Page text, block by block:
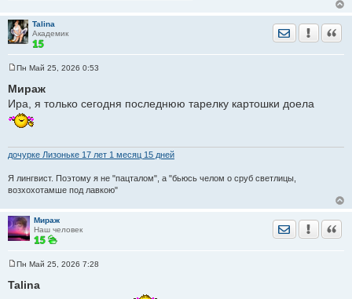
Talina
Академик
Отправить
о
б
щ
е
е
Пн Май 25, 2026 0:53
Мираж
Ира, я только сегодня последнюю тарелку картошки доела
дочурке Лизоньке 17 лет 1 месяц 15 дней
Я лингвист. Поэтому я не "пацталом", а "бьюсь челом о сруб светлицы,
возхохотамше под лавкою"
Мираж
Наш человек
Отправить
о
Пн Май 25, 2026 7:28
Talina